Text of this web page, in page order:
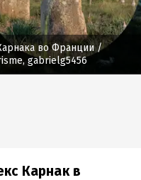
во Франции/
gabrielg5456
Карнак в